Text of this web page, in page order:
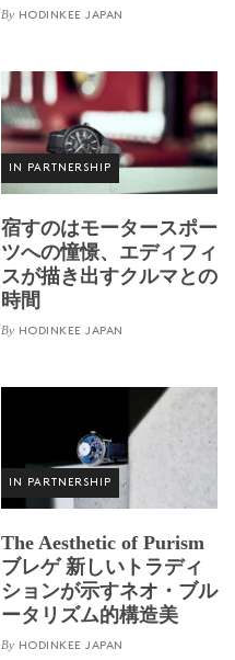
By HODINKEE JAPAN
IN PARTNERSHIP
宿すのはモータースポー
ツへの憧憬、エディフィ
スが描き出すクルマとの
時間
By HODINKEE JAPAN
IN PARTNERSHIP
The Aesthetic of Purism
ブレゲ 新しいトラディ
ションが示すネオ・ブル
ータリズム的構造美
By HODINKEE JAPAN